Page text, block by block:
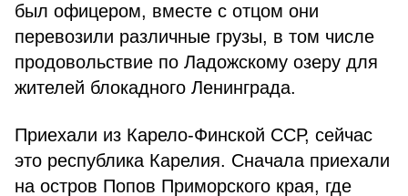
был офицером, вместе с отцом они
перевозили различные грузы, в том числе
продовольствие по Ладожскому озеру для
жителей блокадного Ленинграда.
Приехали из Карело-Финской ССР, сейчас
это республика Карелия. Сначала приехали
на остров Попов Приморского края, где